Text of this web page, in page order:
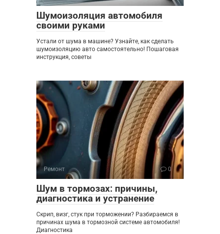
Шумоизоляция автомобиля
своими руками
Устали от шума в машине? Узнайте, как сделать
шумоизоляцию авто самостоятельно! Пошаговая
инструкция, советы
Ремонт 0
Шум в тормозах: причины,
диагностика и устранение
Скрип, визг, стук при торможении? Разбираемся в
причинах шума в тормозной системе автомобиля!
Диагностика